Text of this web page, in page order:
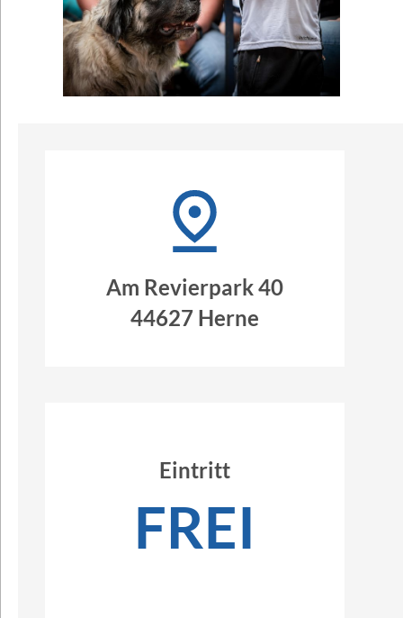
Am Revierpark 40
44627 Herne
Eintritt
FREI